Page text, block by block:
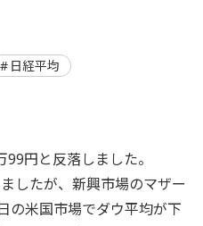
日経平均
円と反落しました。
したが、新興市場のマザー
の米国市場でダウ平均が下